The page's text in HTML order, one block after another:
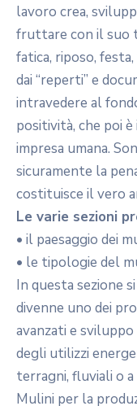
lavoro crea,
fruttare con il suo
fatica, riposo,
dai “reperti” e
intravedere al
positività, che poi
impresa umana.
sicuramente la
costituisce il vero
Le varie sezioni
• il paesaggio dei
• le tipologie del
In questa sezione
divenne uno dei
avanzati e
degli utilizzi
terragni, fluviali o a
Mulini per la